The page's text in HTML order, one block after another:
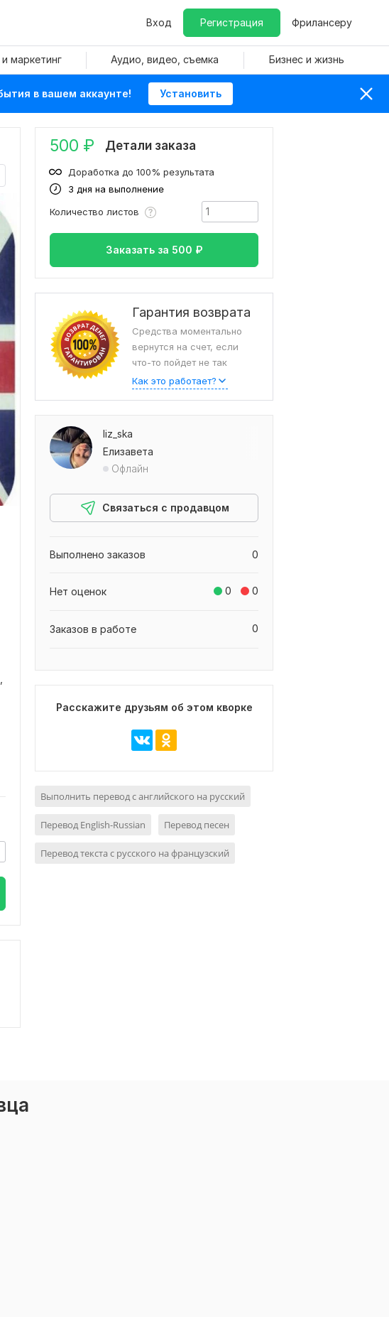
Вход Регистрация Фрилансеру
маркетинг Аудио, видео, съемка Бизнес и жизнь
в вашем аккаунте! Установить
500 ₽ Детали заказа
3 дня на выполнение
Доработка до 100% результата
Количество листов
Заказать за 500 ₽
Гарантия возврата
Средства моментально
вернутся на счет, если
что-то пойдет не так
Как это работает?
liz_ska
Елизавета
Офлайн
Связаться с продавцом
0
Выполнено заказов
0 0
Нет оценок
0
Заказов в работе
Расскажите друзьям об этом кворке
Выполнить перевод с английского на русский
Перевод English-Russian Перевод песен
Перевод текста с русского на французский